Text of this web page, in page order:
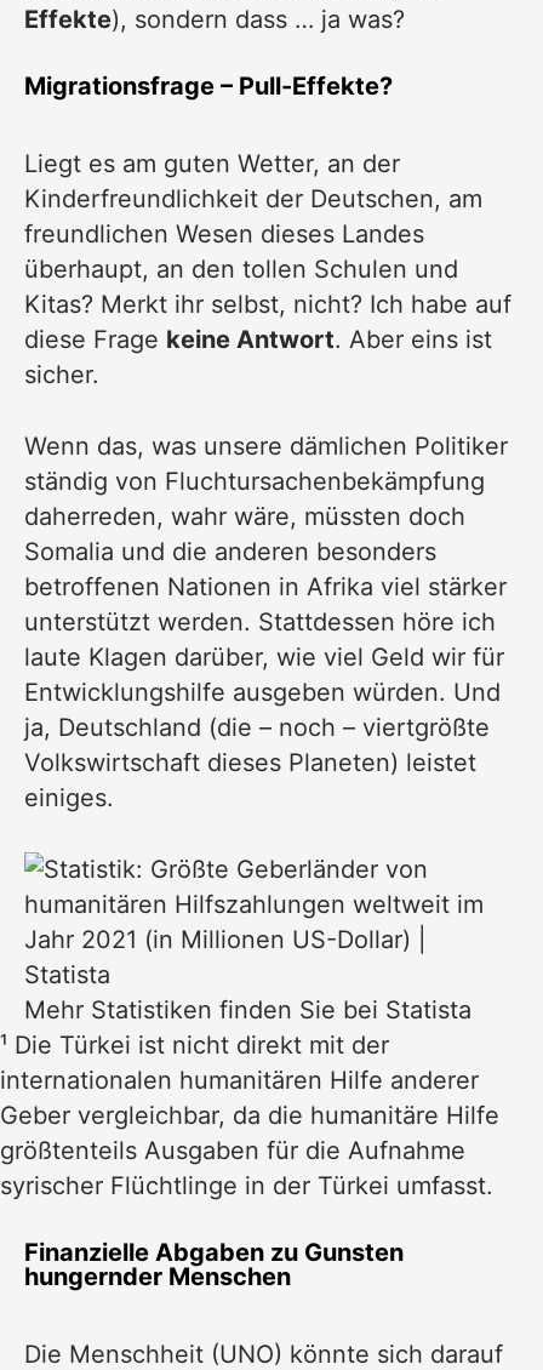
Effekte), sondern dass … ja was?
Migrationsfrage – Pull-Effekte?
Liegt es am guten Wetter, an der
Kinderfreundlichkeit der Deutschen, am
freundlichen Wesen dieses Landes
überhaupt, an den tollen Schulen und
Kitas? Merkt ihr selbst, nicht? Ich habe auf
diese Frage keine Antwort. Aber eins ist
sicher.
Wenn das, was unsere dämlichen Politiker
ständig von Fluchtursachenbekämpfung
daherreden, wahr wäre, müssten doch
Somalia und die anderen besonders
betroffenen Nationen in Afrika viel stärker
unterstützt werden. Stattdessen höre ich
laute Klagen darüber, wie viel Geld wir für
Entwicklungshilfe ausgeben würden. Und
ja, Deutschland (die – noch – viertgrößte
Volkswirtschaft dieses Planeten) leistet
einiges.
Mehr Statistiken finden Sie bei Statista
¹ Die Türkei ist nicht direkt mit der
internationalen humanitären Hilfe anderer
Geber vergleichbar, da die humanitäre Hilfe
größtenteils Ausgaben für die Aufnahme
syrischer Flüchtlinge in der Türkei umfasst.
Finanzielle Abgaben zu Gunsten
hungernder Menschen
Die Menschheit (UNO) könnte sich darauf